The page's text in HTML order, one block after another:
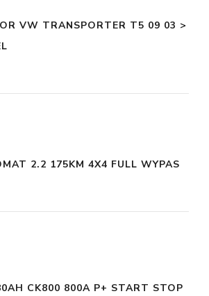
VW TRANSPORTER T5 09 03 >
2.2 175KM 4X4 FULL WYPAS
CK800 800A P+ START STOP